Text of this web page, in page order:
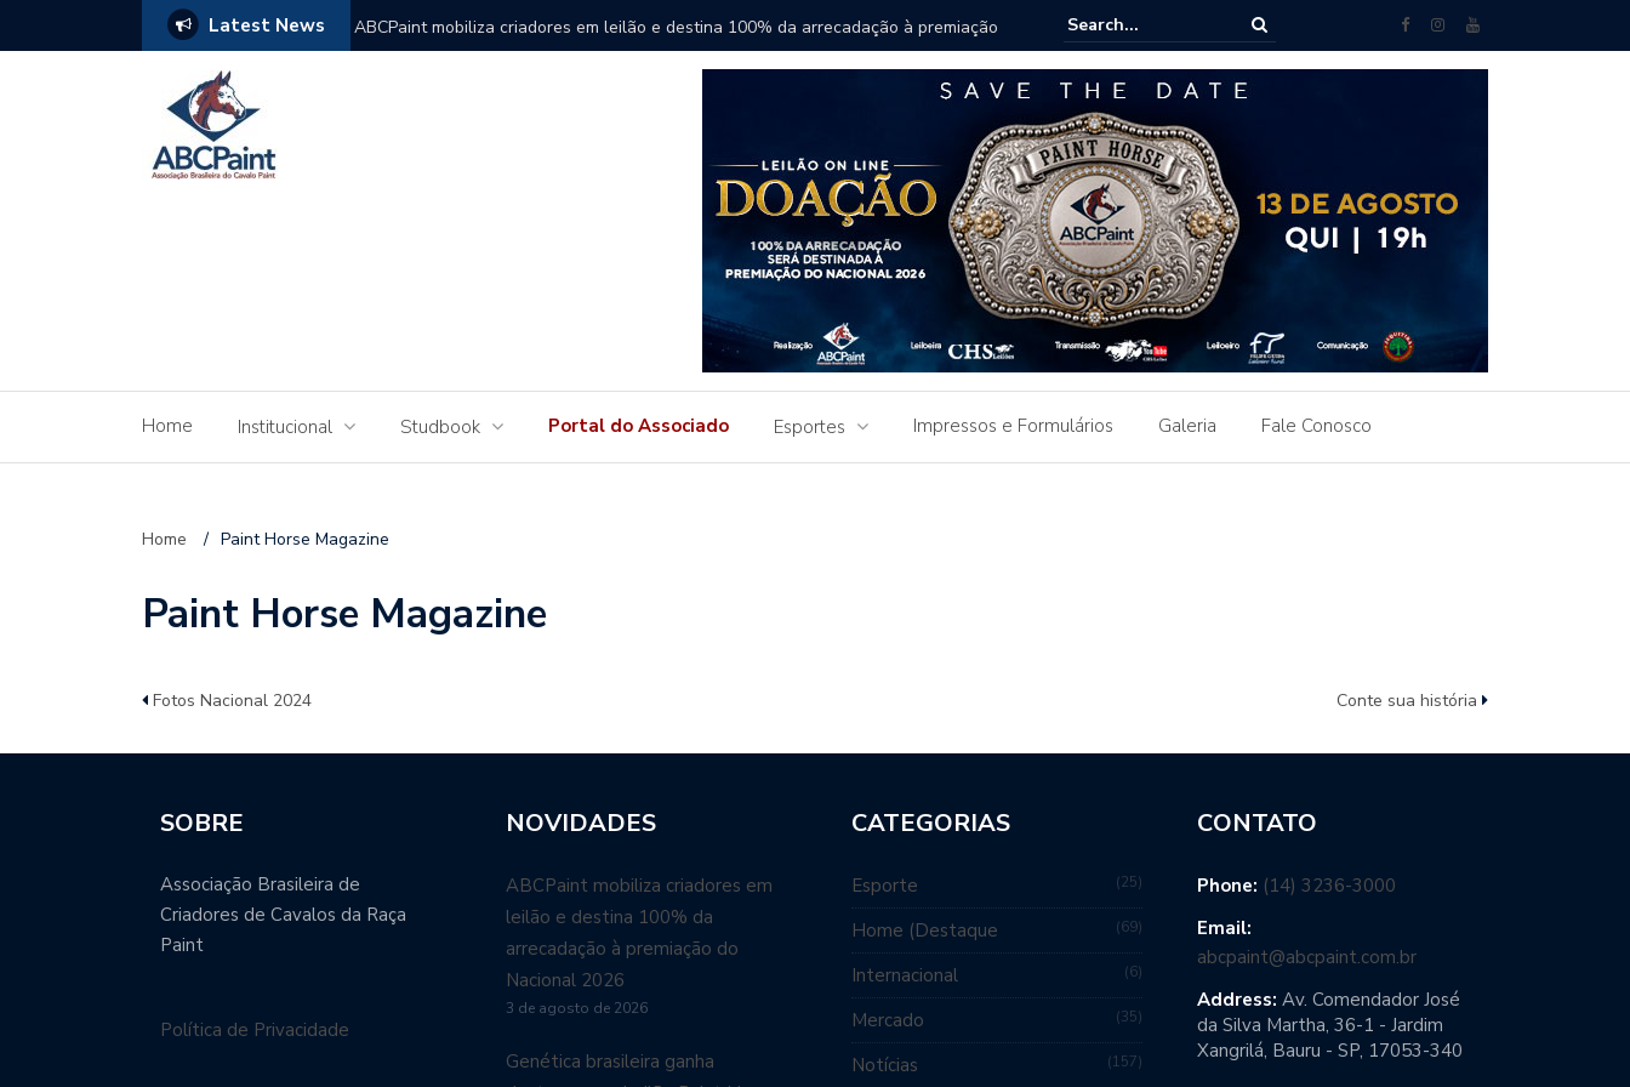
Latest News
ABCPAINT em rápida resposta
ABCPaint mobiliza criadores em leilão e destina 100% da arrecadação à premiação
do Nacional 2026
Genética brasileira ganha destaque em Leilão Paint Horse do Uruguai
Home Institucional Studbook Portal do Associado Esportes Impressos e Formulários Galeria Fale Conosco
Home / Paint Horse Magazine
Paint Horse Magazine
Fotos Nacional 2024 Conte sua história
SOBRE
Associação Brasileira de
Criadores de Cavalos da Raça
Paint
Política de Privacidade
NOVIDADES
ABCPaint mobiliza criadores em
leilão e destina 100% da
arrecadação à premiação do
Nacional 2026
3 de agosto de 2026
Genética brasileira ganha
CATEGORIAS
Esporte 25
Home (Destaque 69
Internacional 6
Mercado 35
Notícias 157
CONTATO
Phone: (14) 3236-3000
Email:
abcpaint@abcpaint.com.br
Address: Av. Comendador José
da Silva Martha, 36-1 - Jardim
Xangrilá, Bauru - SP, 17053-340